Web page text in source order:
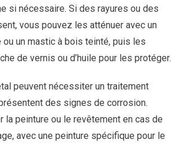
si nécessaire. Si des rayures ou des
vous pouvez les atténuer avec un
ou un mastic à bois teinté, puis les
de vernis ou d’huile pour les protéger.
peuvent nécessiter un traitement
des signes de corrosion.
la peinture ou le revêtement en cas de
avec une peinture spécifique pour le